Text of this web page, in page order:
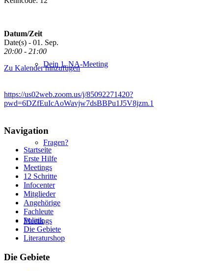
Dein 1. NA-Meeting
Fragen?
Meetings
Datum/Zeit
Date(s) - 01. Sep.
20:00 - 21:00
Zu Kalender hinzufügen
https://us02web.zoom.us/j/85092271420?
pwd=6DZfEuIcAoWavjw7dsBBPu1J5V8jzm.1
Navigation
Startseite
Erste Hilfe
Meetings
12 Schritte
Infocenter
Mitglieder
Angehörige
Fachleute
Politik
Die Gebiete
Literaturshop
Die Gebiete